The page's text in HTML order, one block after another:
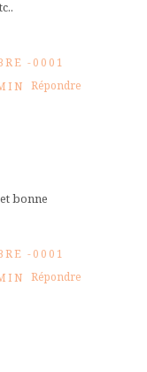
-0001
Répondre
bonne
-0001
Répondre